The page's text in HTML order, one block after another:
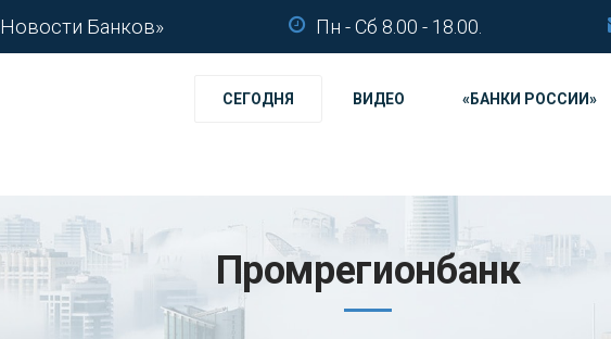
Банков» Пн - Сб 8.00 - 18.00.
СЕГОДНЯ ВИДЕО «БАНКИ РОССИИ»
Промрегионбанк